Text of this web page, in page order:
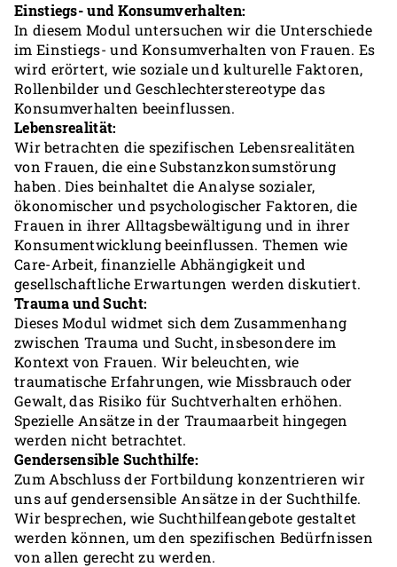
Einstiegs- und Konsumverhalten:
In diesem Modul untersuchen wir die Unterschiede
im Einstiegs- und Konsumverhalten von Frauen. Es
wird erörtert, wie soziale und kulturelle Faktoren,
Rollenbilder und Geschlechterstereotype das
Konsumverhalten beeinflussen.
Lebensrealität:
Wir betrachten die spezifischen Lebensrealitäten
von Frauen, die eine Substanzkonsumstörung
haben. Dies beinhaltet die Analyse sozialer,
ökonomischer und psychologischer Faktoren, die
Frauen in ihrer Alltagsbewältigung und in ihrer
Konsumentwicklung beeinflussen. Themen wie
Care-Arbeit, finanzielle Abhängigkeit und
gesellschaftliche Erwartungen werden diskutiert.
Trauma und Sucht:
Dieses Modul widmet sich dem Zusammenhang
zwischen Trauma und Sucht, insbesondere im
Kontext von Frauen. Wir beleuchten, wie
traumatische Erfahrungen, wie Missbrauch oder
Gewalt, das Risiko für Suchtverhalten erhöhen.
Spezielle Ansätze in der Traumaarbeit hingegen
werden nicht betrachtet.
Gendersensible Suchthilfe:
Zum Abschluss der Fortbildung konzentrieren wir
uns auf gendersensible Ansätze in der Suchthilfe.
Wir besprechen, wie Suchthilfeangebote gestaltet
werden können, um den spezifischen Bedürfnissen
von allen gerecht zu werden.